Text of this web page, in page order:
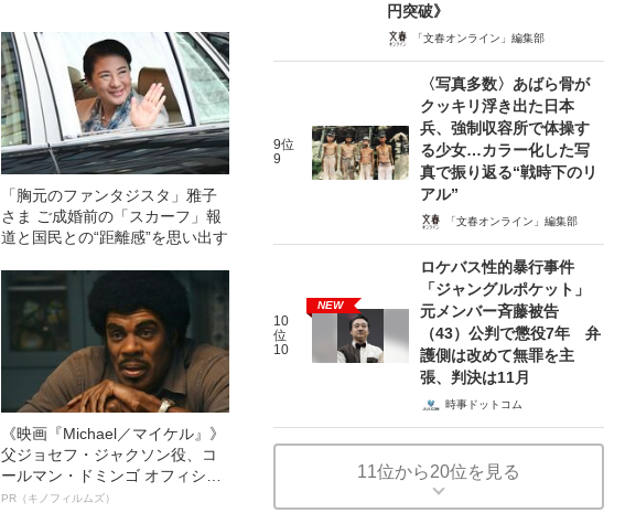
「胸元のファンタジスタ」雅子
さま ご成婚前の「スカーフ」報
道と国民との“距離感”を思い出す
《映画『Michael／マイケル』》
父ジョセフ・ジャクソン役、コ
ールマン・ドミンゴ オフィシャ
ルインタビュー“観客を魅了した
PR（キノフィルムズ）
円突破》
「文春オンライン」編集部
9位
9
〈写真多数〉あばら骨が
クッキリ浮き出た日本
兵、強制収容所で体操す
る少女…カラー化した写
真で振り返る“戦時下のリ
アル”
「文春オンライン」編集部
10
位
10
NEW
ロケバス性的暴行事件
「ジャングルポケット」
元メンバー斉藤被告
（43）公判で懲役7年 弁
護側は改めて無罪を主
張、判決は11月
時事ドットコム
11位から20位を見る